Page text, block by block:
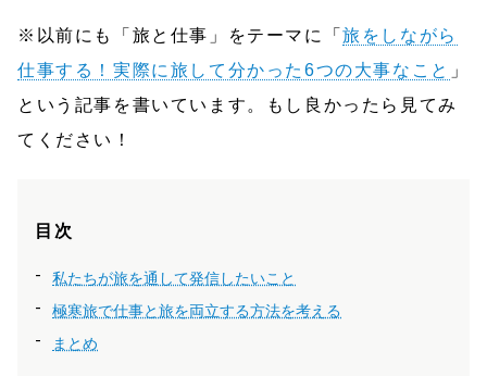
※以前にも「旅と仕事」をテーマに「旅をしながら
仕事する！実際に旅して分かった6つの大事なこと 」
という記事を書いています。もし良かったら見てみ
てください！
目次
私たちが旅を通して発信したいこと
極寒旅で仕事と旅を両立する方法を考える
まとめ